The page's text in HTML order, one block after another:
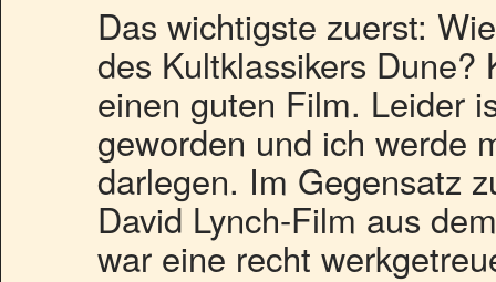
Das wichtigste zuerst:
des Kultklassikers
einen guten Film. Leider
geworden und ich werde
darlegen. Im Gegensatz
David Lynch-Film aus
war eine recht